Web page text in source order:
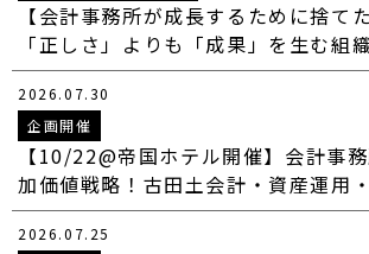
【会計事務所が成長するために捨て
「正しさ」よりも「成果」を生む組
2026.07.30
企画開催
【10/22@帝国ホテル開催】会計事
加価値戦略！古田土会計・資産運用
2026.07.25